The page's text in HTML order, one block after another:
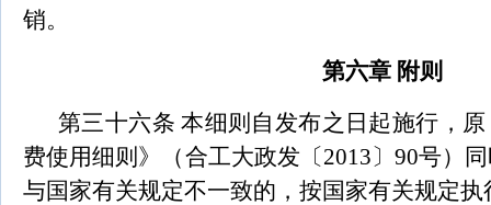
销。
第六章 附则
第三十六条 本细则自发布之日起施行，
费使用细则》（合工大政发〔2013〕90号）
与国家有关规定不一致的，按国家有关规定执